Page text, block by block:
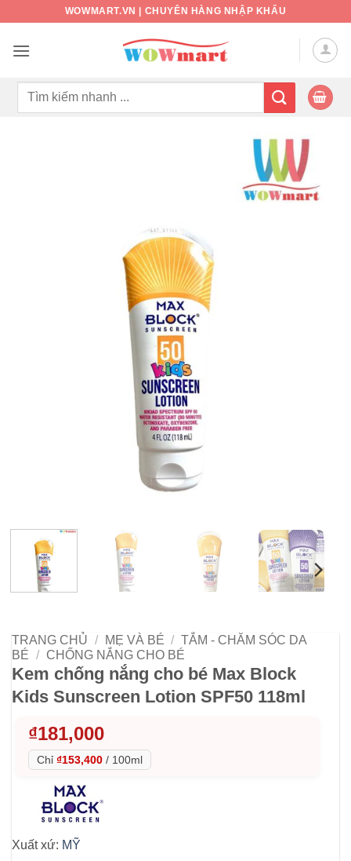
nội
WOWMART.VN | CHUYÊN HÀNG NHẬP KHẨU
Tìm
TRANG CHỦ / MẸ VÀ BÉ / TẮM - CHĂM SÓC DA
BÉ / CHỐNG NẮNG CHO BÉ
Kem chống nắng cho bé Max Block
Kids Sunscreen Lotion SPF50 118ml
₫181,000
Chỉ ₫153,400 / 100ml
Xuất xứ: MỸ